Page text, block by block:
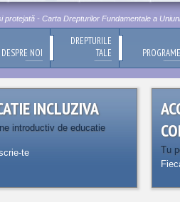
- Carta Drepturilor Fundamentale a Uniunii
DESPRE NOI
DREPTURILE
TALE
PROGRAME
INCLUZIVA
introductiv de educatie
te
Tu